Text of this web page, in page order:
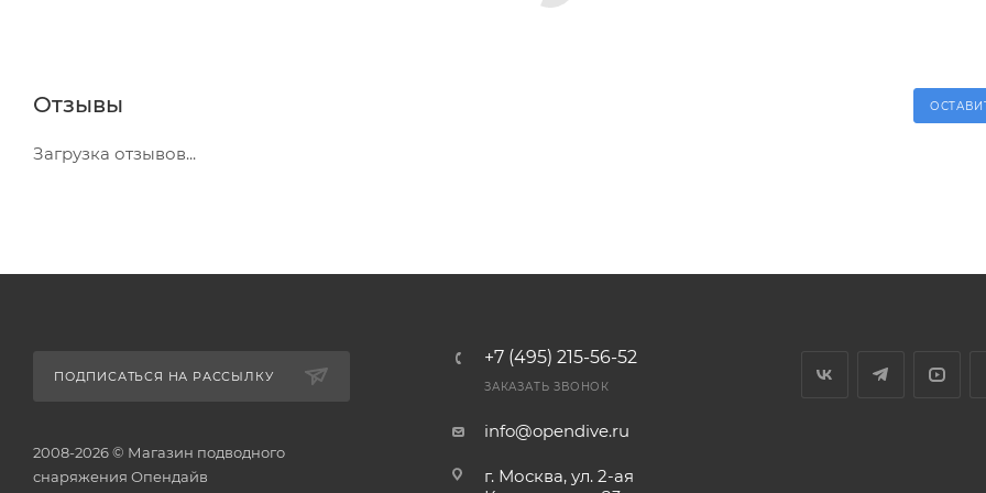
Отзывы
Загрузка отзывов...
ПОДПИСАТЬСЯ НА РАССЫЛКУ
2008-2026 © Магазин подводного
снаряжения Опендайв
+7 (495) 215-56-52
ЗАКАЗАТЬ ЗВОНОК
info@opendive.ru
г. Москва, ул. 2-ая